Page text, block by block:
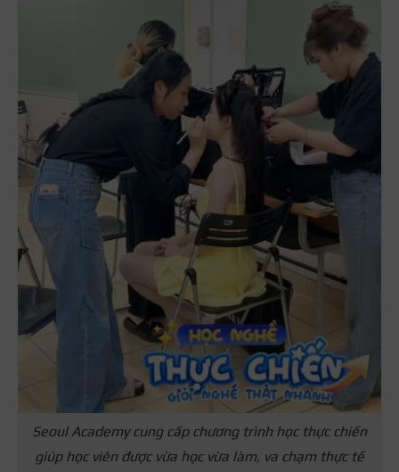
Seoul Academy cung cấp chương trình học thực chiến
giúp học viên được vừa học vừa làm, va chạm thực tế